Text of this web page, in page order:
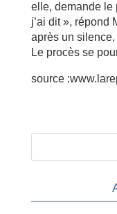
elle, demande le
j’ai dit », répond
après un silence,
Le procès se
source